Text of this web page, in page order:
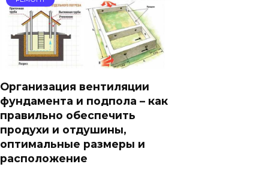
Организация вентиляции
фундамента и подпола – как
правильно обеспечить
продухи и отдушины,
оптимальные размеры и
расположение